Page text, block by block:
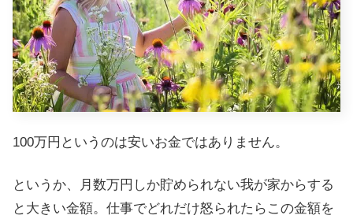
100万円というのは安いお金ではありません。
というか、月数万円しか貯められない我が家からする
と大きい金額。仕事でどれだけ怒られたらこの金額を